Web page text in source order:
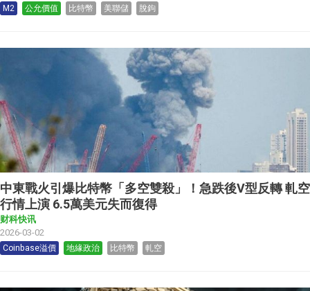
M2 公允價值 比特幣 美聯儲 脫鉤
中東戰火引爆比特幣「多空雙殺」！急跌後V型反轉 軋空
行情上演 6.5萬美元失而復得
财科快讯
2026-03-02
Coinbase溢價 地緣政治 比特幣 軋空